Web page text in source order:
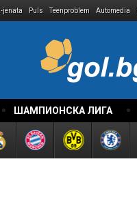
jenata Puls Teenproblem Automedia
ШАМПИОНСКА ЛИГА